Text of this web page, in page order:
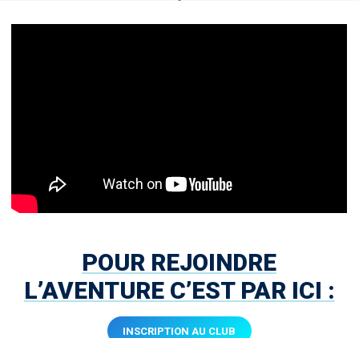
POUR REJOINDRE
L’AVENTURE C’EST PAR ICI :
INSCRIPTION AU CLUB